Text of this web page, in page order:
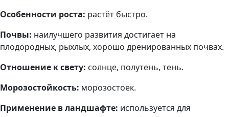
Особенности роста: растёт быстро.
Почвы: наилучшего развития достигает на
плодородных, рыхлых, хорошо дренированных почвах.
Отношение к свету: солнце, полутень, тень.
Морозостойкость: морозостоек.
Применение в ландшафте: используется для